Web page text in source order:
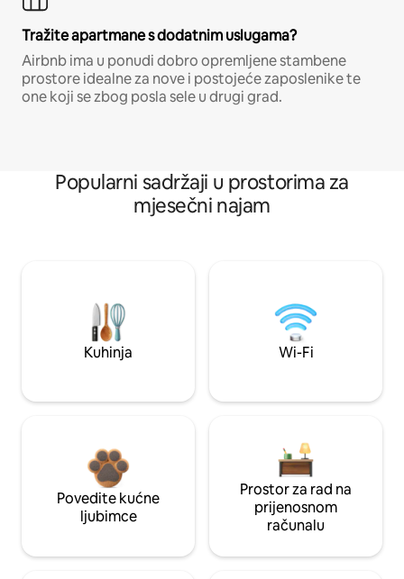
Tražite apartmane s dodatnim uslugama?
Airbnb ima u ponudi dobro opremljene stambene
prostore idealne za nove i postojeće zaposlenike te
one koji se zbog posla sele u drugi grad.
Popularni sadržaji u prostorima za
mjesečni najam
Kuhinja Wi-Fi
Povedite kućne
ljubimce
Prostor za rad na
prijenosnom
računalu